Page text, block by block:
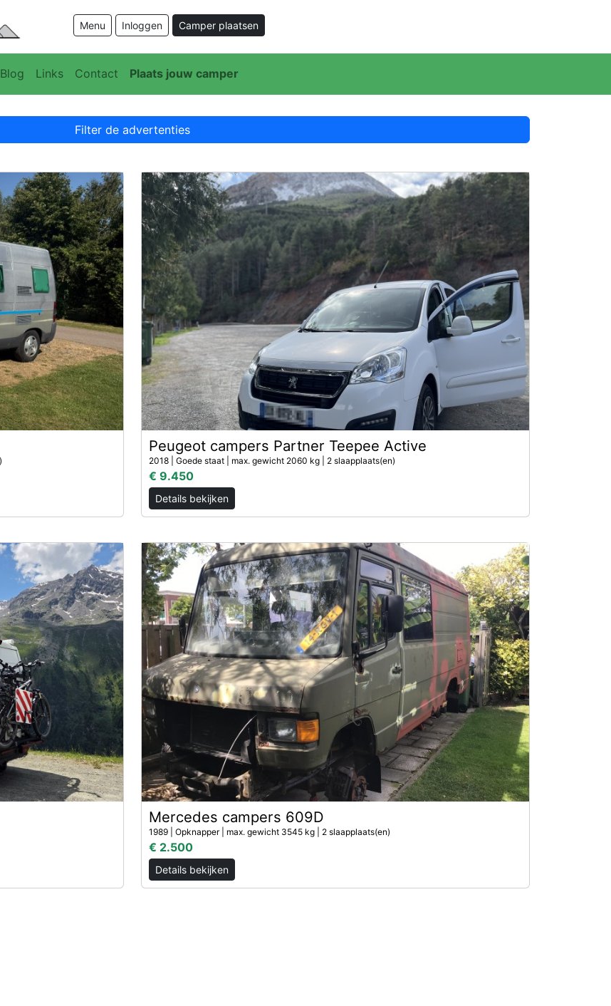
Menu Inloggen Camper plaatsen
Blog Links Contact Plaats jouw camper
Filter de advertenties
Peugeot campers Partner Teepee Active
2018 | Goede staat | max. gewicht 2060 kg | 2 slaapplaats(en)
€ 9.450
Details bekijken
Mercedes campers 609D
1989 | Opknapper | max. gewicht 3545 kg | 2 slaapplaats(en)
€ 2.500
Details bekijken